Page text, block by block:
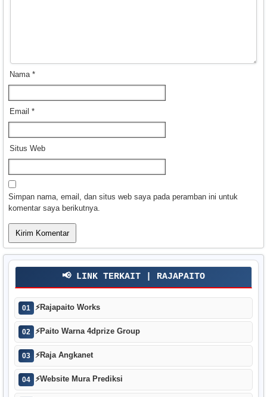
Nama *
Email *
Situs Web
Simpan nama, email, dan situs web saya pada peramban ini untuk
komentar saya berikutnya.
📢 LINK TERKAIT | RAJAPAITO
01 ⚡Rajapaito Works
02 ⚡Paito Warna 4dprize Group
03 ⚡Raja Angkanet
04 ⚡Website Mura Prediksi